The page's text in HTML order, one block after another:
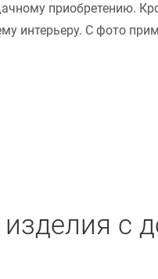
приобретению.
интерьеру. С фото
с